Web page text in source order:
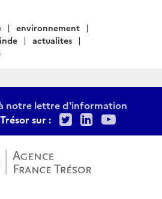
environnement
inde
actualites
notre lettre d'information
sur :
TwitterLinkedIn